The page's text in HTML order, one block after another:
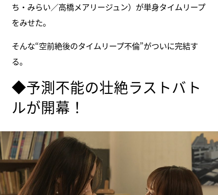
ち・みらい／高橋メアリージュン）が単身タイムリープ
をみせた。
そんな“空前絶後のタイムリープ不倫”がついに完結す
る。
◆予測不能の壮絶ラストバト
ルが開幕！